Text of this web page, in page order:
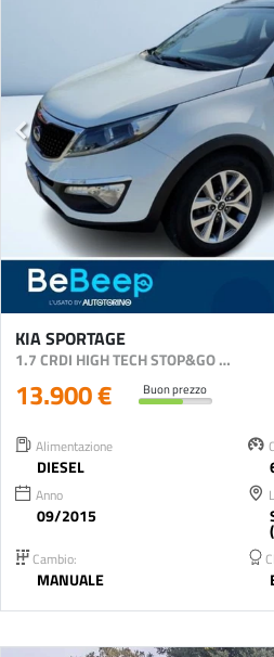
KIA SPORTAGE
1.7 CRDI HIGH TECH STOP&GO 2WD
13.900 € Buon prezzo
Alimentazione
DIESEL
Anno
09/2015
Cambio:
MANUALE